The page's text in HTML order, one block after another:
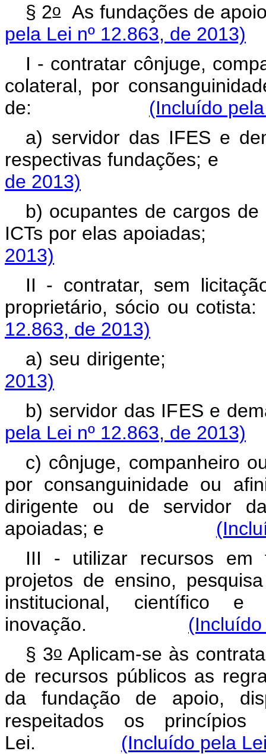
§ 2oAs fundações de
pela Lei nº 12.863, de 2013)
I - contratar cônjuge,
colateral, por
de: (Incluído
a) servidor das IFES e
respectivas
de 2013)
b) ocupantes de cargos
ICTs por elas
2013)
II - contratar, sem
proprietário, sócio
12.863, de 2013)
a) seu
2013)
b) servidor das IFES e
pela Lei nº 12.863, de 2013)
c) cônjuge, companheiro
por consanguinidade ou
dirigente ou de servidor
apoiadas; e
III - utilizar recursos em
projetos de ensino,
institucional, científico
inovação.
§ 3oAplicam-se às
de recursos públicos as
da fundação de apoio,
respeitados os
Lei. (Incluído pela